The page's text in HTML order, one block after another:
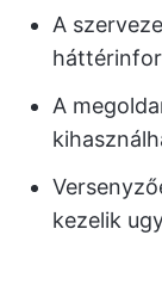
A
A
kezelik